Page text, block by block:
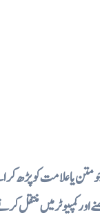
یا علامت کو پڑھ کر
اور کمپیوٹر میں منتقل